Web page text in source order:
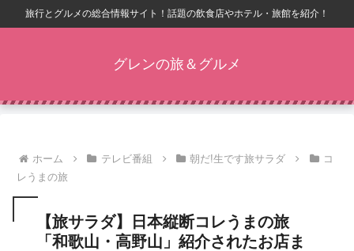
旅行とグルメの総合情報サイト！話題の飲食店やホテル・旅館を紹介！
グレンの旅＆グルメ
ホーム テレビ番組 朝だ!生です旅サラダ
コ
レうまの旅
【旅サラダ】日本縦断コレうまの旅
「和歌山・高野山」紹介されたお店ま